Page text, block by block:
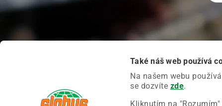
Také náš web používá
Na našem webu
se dozvíte zde.
Kliknutím na